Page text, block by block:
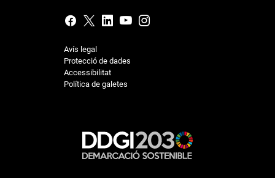
Avís legal
Protecció de dades
Accessibilitat
Política de galetes